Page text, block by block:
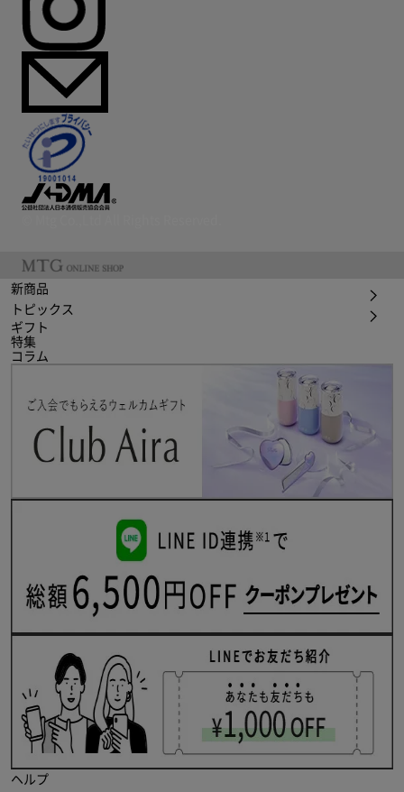
新商品
トピックス
ギフト
特集
コラム
ヘルプ